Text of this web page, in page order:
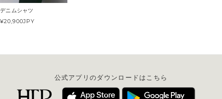
デニムシャツ
¥20,900JPY
公式アプリのダウンロードはこちら